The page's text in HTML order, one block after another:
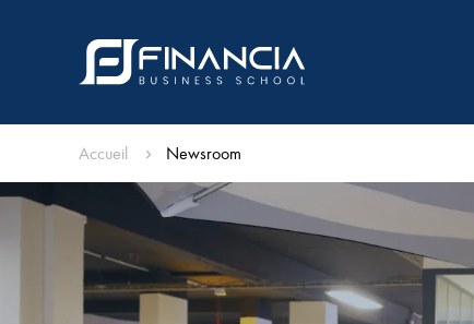
Accueil Newsroom